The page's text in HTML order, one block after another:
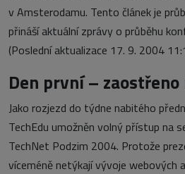
v Amsterodamu. Tento článek je
přináší aktuální zprávy o průběhu
(Poslední aktualizace 17. 9. 2004
Den první –
Jako rozjezd do týdne nabitého
TechEdu umožněn volný přístup na
TechNet Podzim 2004. Protože
víceméně netýkají vývoje webových